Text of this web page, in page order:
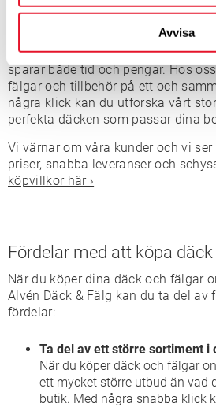
Avvisa
enkel och smidig upplevelse.
Vi förstår att tid är värdefullt för
dina däck hos oss på ett smidigt
sparar både tid och pengar. Hos
fälgar och tillbehör på ett och
några klick kan du utforska vårt
perfekta däcken som passar dina
Vi värnar om våra kunder och vi
priser, snabba leveranser och
köpvillkor här ›
Fördelar med att köpa
När du köper dina däck och fälgar
Alvén Däck & Fälg kan du ta del av
fördelar:
Ta del av ett större sortiment i
När du köper däck och fälgar
ett mycket större utbud än vad
butik. Med några snabba klick